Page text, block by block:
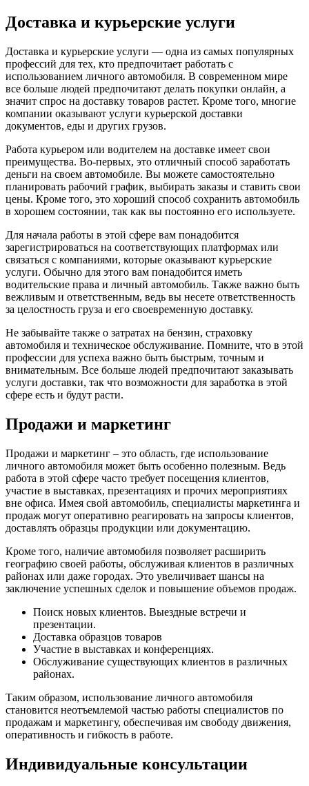
Доставка и курьерские услуги
Доставка и курьерские услуги — одна из самых популярных
профессий для тех, кто предпочитает работать с
использованием личного автомобиля. В современном мире
все больше людей предпочитают делать покупки онлайн, а
значит спрос на доставку товаров растет. Кроме того, многие
компании оказывают услуги курьерской доставки
документов, еды и других грузов.
Работа курьером или водителем на доставке имеет свои
преимущества. Во-первых, это отличный способ заработать
деньги на своем автомобиле. Вы можете самостоятельно
планировать рабочий график, выбирать заказы и ставить свои
цены. Кроме того, это хороший способ сохранить автомобиль
в хорошем состоянии, так как вы постоянно его используете.
Для начала работы в этой сфере вам понадобится
зарегистрироваться на соответствующих платформах или
связаться с компаниями, которые оказывают курьерские
услуги. Обычно для этого вам понадобится иметь
водительские права и личный автомобиль. Также важно быть
вежливым и ответственным, ведь вы несете ответственность
за целостность груза и его своевременную доставку.
Не забывайте также о затратах на бензин, страховку
автомобиля и техническое обслуживание. Помните, что в этой
профессии для успеха важно быть быстрым, точным и
внимательным. Все больше людей предпочитают заказывать
услуги доставки, так что возможности для заработка в этой
сфере есть и будут расти.
Продажи и маркетинг
Продажи и маркетинг – это область, где использование
личного автомобиля может быть особенно полезным. Ведь
работа в этой сфере часто требует посещения клиентов,
участие в выставках, презентациях и прочих мероприятиях
вне офиса. Имея свой автомобиль, специалисты маркетинга и
продаж могут оперативно реагировать на запросы клиентов,
доставлять образцы продукции или документацию.
Кроме того, наличие автомобиля позволяет расширить
географию своей работы, обслуживая клиентов в различных
районах или даже городах. Это увеличивает шансы на
заключение успешных сделок и повышение объемов продаж.
Поиск новых клиентов. Выездные встречи и
презентации.
Доставка образцов товаров
Участие в выставках и конференциях.
Обслуживание существующих клиентов в различных
районах.
Таким образом, использование личного автомобиля
становится неотъемлемой частью работы специалистов по
продажам и маркетингу, обеспечивая им свободу движения,
оперативность и гибкость в работе.
Индивидуальные консультации